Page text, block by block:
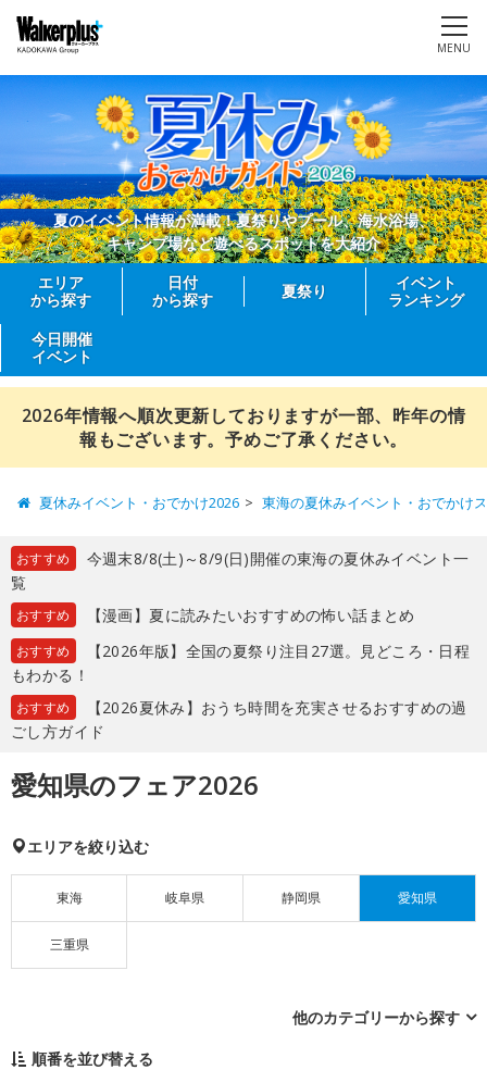
MENU
夏のイベント情報が満載！夏祭りやプール、海水浴場、
キャンプ場など遊べるスポットを大紹介
エリア
から探す
日付
から探す
夏祭り
イベント
ランキング
今日開催
イベント
2026年情報へ順次更新しておりますが一部、昨年の情
報もございます。予めご了承ください。
夏休みイベント・おでかけ2026 東海の夏休みイベント・おでかけ
おすすめ
今週末8/8(土)～8/9(日)開催の東海の夏休みイベント一
覧
おすすめ 【漫画】夏に読みたいおすすめの怖い話まとめ
おすすめ
【2026年版】全国の夏祭り注目27選。見どころ・日程
もわかる！
おすすめ
【2026夏休み】おうち時間を充実させるおすすめの過
ごし方ガイド
愛知県のフェア2026
エリアを絞り込む
東海 岐阜県 静岡県 愛知県
三重県
他のカテゴリーから探す
順番を並び替える